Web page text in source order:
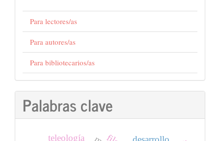
Para lectores/as
Para autores/as
Para bibliotecarios/as
Palabras clave
teleología